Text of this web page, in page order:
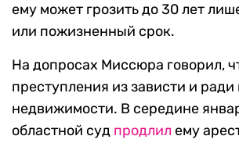
ему может грозить до 30 лет
или пожизненный срок.
На допросах Миссюра говорил,
преступления из зависти и ради
недвижимости. В середине
областной суд продлил ему